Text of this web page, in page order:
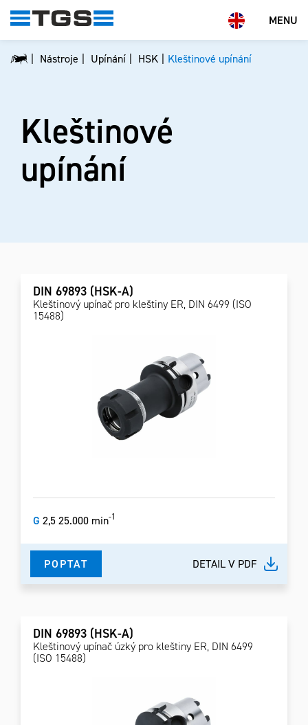
MENU
Nástroje Upínání HSK Kleštinové upínání
Kleštinové
upínání
DIN 69893 (HSK-A)
Kleštinový upínač pro kleštiny ER, DIN 6499 (ISO
15488)
G 2,5 25.000 min-1
POPTAT DETAIL V PDF
DIN 69893 (HSK-A)
Kleštinový upínač úzký pro kleštiny ER, DIN 6499
(ISO 15488)